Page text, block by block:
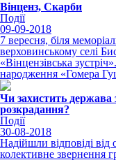
Вінценз, Скарби
Події
09-09-2018
7 вересня, біля
верховинському селі
«Вінцензівська
народження «Гомера
Чи захистить держава
розкрадання?
Події
30-08-2018
Надійшли відповіді від
колективне звернення